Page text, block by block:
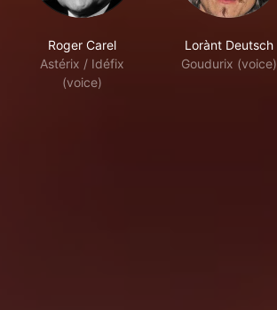
Roger Carel
Astérix / Idéfix
(voice)
Lorànt Deutsch
Goudurix (voice)